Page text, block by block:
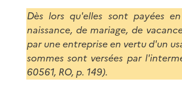
Dès lors qu'elles sont payées
naissance, de mariage, de
par une entreprise en vertu d'un
sommes sont versées par
60561, RO, p. 149).